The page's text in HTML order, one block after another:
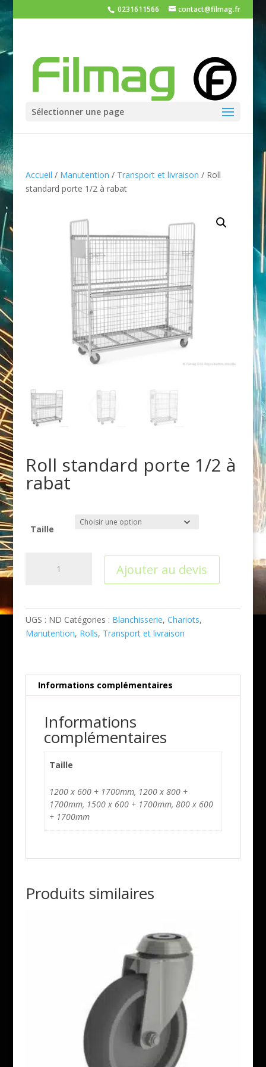
0231611566 contact@filmag.fr
Sélectionner une page
Accueil / Manutention / Transport et livraison / Roll
standard porte 1/2 à rabat
Roll standard porte 1/2 à
rabat
Taille
Ajouter au devis
UGS : ND Catégories : Blanchisserie, Chariots,
Manutention, Rolls, Transport et livraison
Informations complémentaires
Informations
complémentaires
Taille
1200 x 600 + 1700mm, 1200 x 800 +
1700mm, 1500 x 600 + 1700mm, 800 x 600
+ 1700mm
Produits similaires